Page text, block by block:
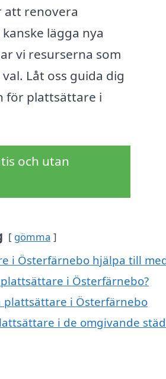
att renovera
lägga nya
vi resurserna som
Låt oss guida dig
för plattsättare i
och utan
gömma
i Österfärnebo hjälpa till
i Österfärnebo?
plattsättare i Österfärnebo
i de omgivande